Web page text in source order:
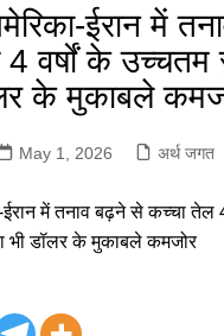
ईरान में
वर्षों के उच्चतम
के मुकाबले
May 1, 2026 अर्थ जगत